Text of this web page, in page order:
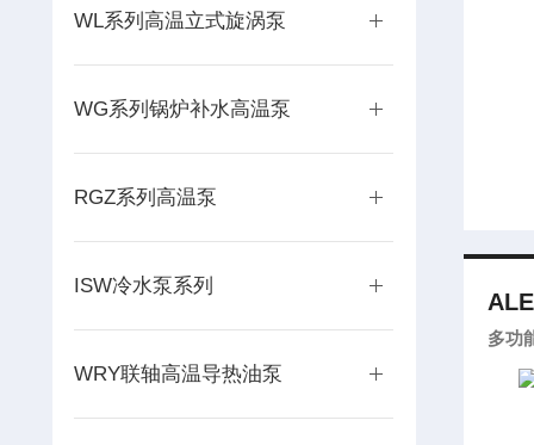
WL系列高温立式旋涡泵
WG系列锅炉补水高温泵
RGZ系列高温泵
ISW冷水泵系列
WRY联轴高温导热油泵
多功